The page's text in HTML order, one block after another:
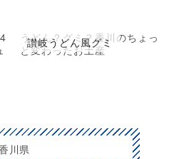
讃岐うどん風グミ
うどん？グミ？香川のちょっ
と変わったお土産
川県